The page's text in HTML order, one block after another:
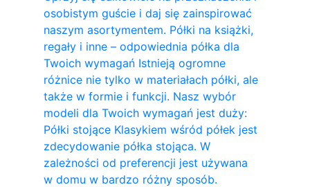
osobistym guście i daj się zainspirować
naszym asortymentem. Półki na książki,
regały i inne – odpowiednia półka dla
Twoich wymagań Istnieją ogromne
różnice nie tylko w materiałach półki, ale
także w formie i funkcji. Nasz wybór
modeli dla Twoich wymagań jest duży:
Półki stojące Klasykiem wśród półek jest
zdecydowanie półka stojąca. W
zależności od preferencji jest używana
w domu w bardzo różny sposób.